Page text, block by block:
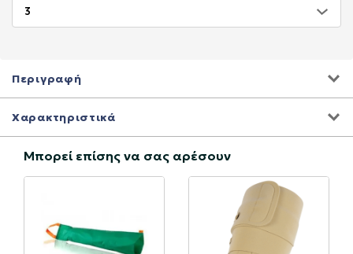
Περιγραφή
Χαρακτηριστικά
Μπορεί επίσης να σας αρέσουν